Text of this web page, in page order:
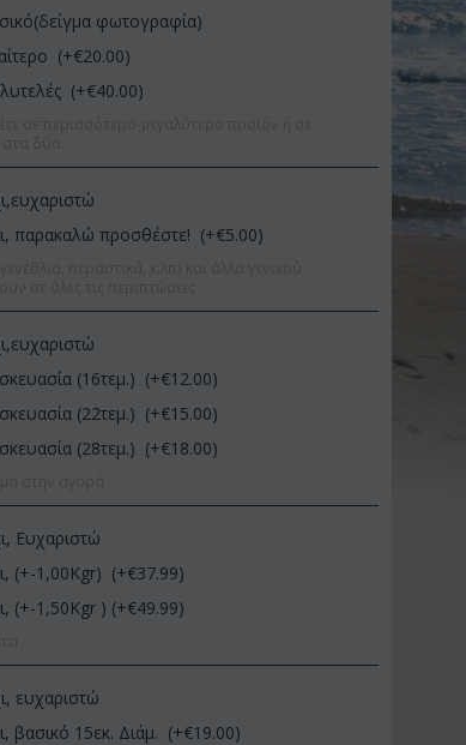
Έκπτωση 11%
φωτογραφία)
(+€20.00)
(+€40.00)
παρακαλώ προσθέστε! (+€5.00)
(16τεμ.) (+€12.00)
(22τεμ.) (+€15.00)
(28τεμ.) (+€18.00)
Ευχαριστώ
(+-1,00Kgr) (+€37.99)
(+-1,50Kgr ) (+€49.99)
ευχαριστώ
βασικό 15εκ. Διάμ. (+€19.00)